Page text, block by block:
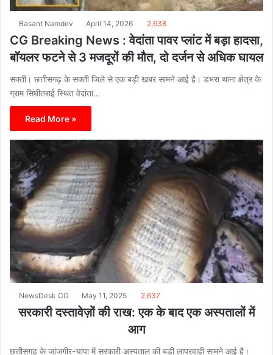
Basant Namdev April 14, 2026 2,638
CG Breaking News : वेदांता पावर प्लांट में बड़ा हादसा,
बॉयलर फटने से 3 मजदूरों की मौत, दो दर्जन से अधिक घायल
सक्ती। छत्तीसगढ़ के सक्ती जिले से एक बड़ी खबर सामने आई है। डभरा थाना क्षेत्र के
ग्राम सिंघीतराई स्थित वेदांता…
Read More »
NewsDesk CG May 11, 2025 2,637
सरकारी दस्तावेज़ों की राख: एक के बाद एक अस्पतालों में
आग
छत्तीसगढ़ के जांजगीर-चांपा में सरकारी अस्पताल की बड़ी लापरवाही सामने आई है।